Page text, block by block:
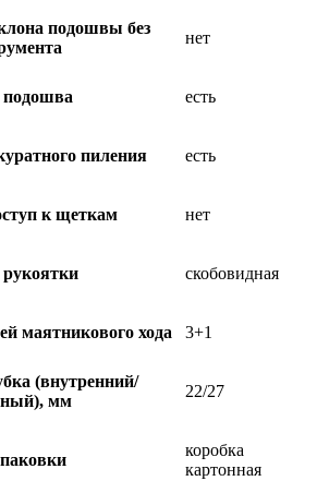
подошвы без
нет
есть
пиления есть
к щеткам нет
скобовидная
маятникового хода 3+1
(внутренний/
мм
22/27
коробка
картонная